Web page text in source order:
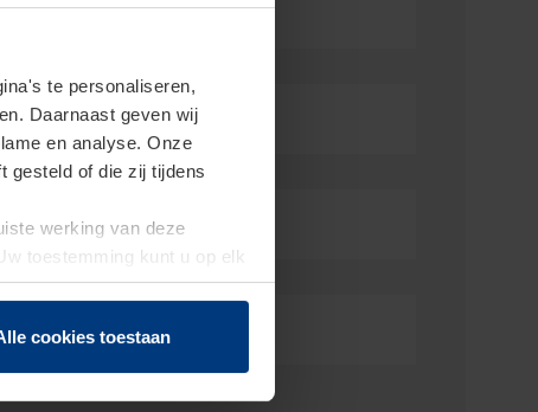
te personaliseren,
Daarnaast geven wij
en analyse. Onze
gesteld of die zij tijdens
werking van deze
toestemming kunt u op elk
herroepen.
cookies toestaan
*